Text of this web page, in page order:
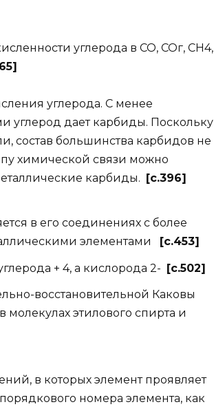
углерода в СО, СОг, СН4,
углерода. С менее
углерод дает карбиды. Поскольку
состав большинства карбидов не
химической связи можно
карбиды. [c.396]
в его соединениях с более
элементами
[c.453]
+ 4, а кислорода 2- [c.502]
восстановительной Каковы
молекулах этилового спирта и
в которых элемент проявляет
номера элемента, как